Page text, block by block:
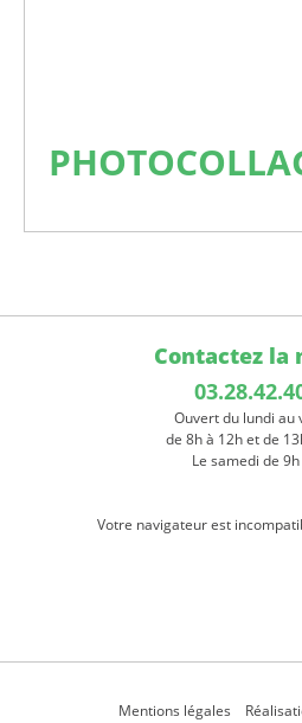
Contactez la
Ouvert du lundi au
de 8h à 12h et de
Le samedi de
Votre navigateur est
Mentions légales